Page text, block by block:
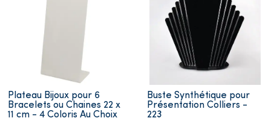
Plateau Bijoux pour 6
Bracelets ou Chaines 22 x
11 cm - 4 Coloris Au Choix
Buste Synthétique pour
Présentation Colliers -
223